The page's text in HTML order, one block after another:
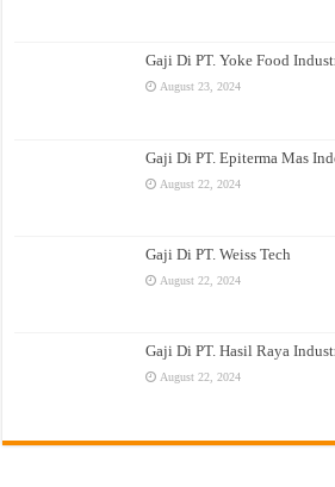
Gaji Di PT. Yoke Food
August 23, 2024
Gaji Di PT. Epiterma Mas
August 22, 2024
Gaji Di PT. Weiss Tech
August 22, 2024
Gaji Di PT. Hasil Raya
August 22, 2024